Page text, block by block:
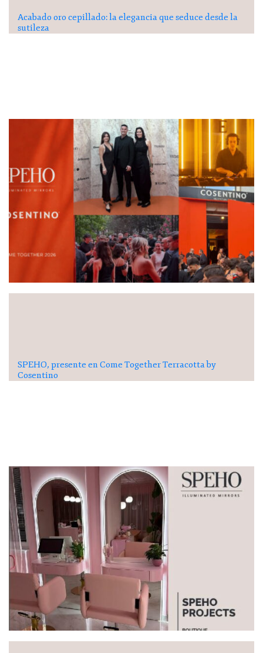
Acabado oro cepillado: la elegancia que seduce desde la
sutileza
SPEHO, presente en Come Together Terracotta by
Cosentino